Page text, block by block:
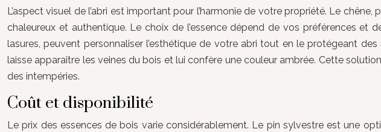
L’aspect visuel de l’abri est important pour l’harmonie de votre propriété. Le
chaleureux et authentique. Le choix de l’essence dépend de vos préférences et
lasures, peuvent personnaliser l’esthétique de votre abri tout en le protégeant
laisse apparaître les veines du bois et lui confère une couleur ambrée. Cette
des intempéries.
Coût et disponibilité
Le prix des essences de bois varie considérablement. Le pin sylvestre est une